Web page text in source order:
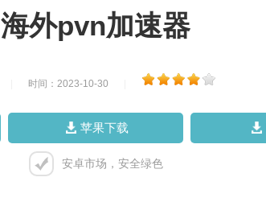
海外pvn加速器
时间：2023-10-30
苹果下载
安卓市场，安全绿色